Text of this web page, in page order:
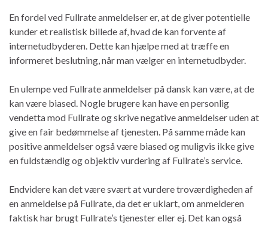
En fordel ved Fullrate anmeldelser er, at de giver potentielle
kunder et realistisk billede af, hvad de kan forvente af
internetudbyderen. Dette kan hjælpe med at træffe en
informeret beslutning, når man vælger en internetudbyder.
En ulempe ved Fullrate anmeldelser på dansk kan være, at de
kan være biased. Nogle brugere kan have en personlig
vendetta mod Fullrate og skrive negative anmeldelser uden at
give en fair bedømmelse af tjenesten. På samme måde kan
positive anmeldelser også være biased og muligvis ikke give
en fuldstændig og objektiv vurdering af Fullrate’s service.
Endvidere kan det være svært at vurdere troværdigheden af ​​
en anmeldelse på Fullrate, da det er uklart, om anmelderen
faktisk har brugt Fullrate’s tjenester eller ej. Det kan også